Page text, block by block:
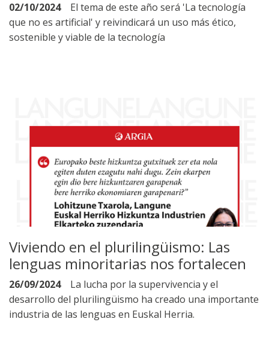
02/10/2024
El tema de este año será 'La tecnología
que no es artificial' y reivindicará un uso más ético,
sostenible y viable de la tecnología
Viviendo en el plurilingüismo: Las
lenguas minoritarias nos fortalecen
26/09/2024
La lucha por la supervivencia y el
desarrollo del plurilingüismo ha creado una importante
industria de las lenguas en Euskal Herria.